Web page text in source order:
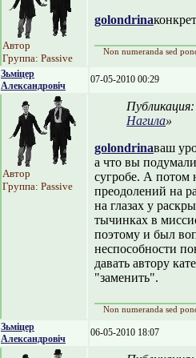
Автор
Группа: Passive
golondrina
Non numeranda sed
Зьміцер
Александровіч
07-05-2010 00:29
Автор
Группа: Passive
Нагила»
golondrinaваш
а что вы
сугробе. А потом
преодолений на
на глазах у
тычинках в
поэтому и был
неспособности
давать автору
"заменить".
Non numeranda sed
Зьміцер
Александровіч
06-05-2010 18:07